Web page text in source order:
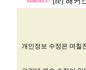
개인정보 수정은 며칠